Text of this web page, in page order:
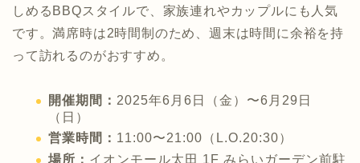
しめるBBQスタイルで、家族連れやカップルにも人気
です。満席時は2時間制のため、週末は時間に余裕を持
って訪れるのがおすすめ。
開催期間： 2025年6月6日（金）〜6月29日
（日）
営業時間： 11:00〜21:00（L.O.20:30）
場所： イオンモール太田 1F みらいガーデン前駐